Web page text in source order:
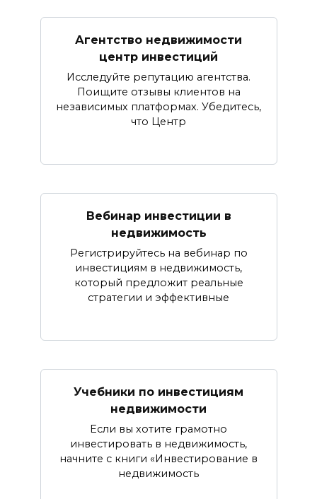
Агентство недвижимости
центр инвестиций
Исследуйте репутацию агентства.
Поищите отзывы клиентов на
независимых платформах. Убедитесь,
что Центр
Вебинар инвестиции в
недвижимость
Регистрируйтесь на вебинар по
инвестициям в недвижимость,
который предложит реальные
стратегии и эффективные
Учебники по инвестициям
недвижимости
Если вы хотите грамотно
инвестировать в недвижимость,
начните с книги «Инвестирование в
недвижимость